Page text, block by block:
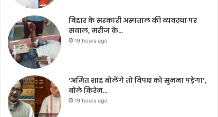
बिहार के सरकारी अस्पताल की व्यवस्था पर
सवाल, मरीज के…
19 hours ago
‘अमित शाह बोलेंगे तो विपक्ष को सुनना पड़ेगा’,
बोले किरेन…
19 hours ago